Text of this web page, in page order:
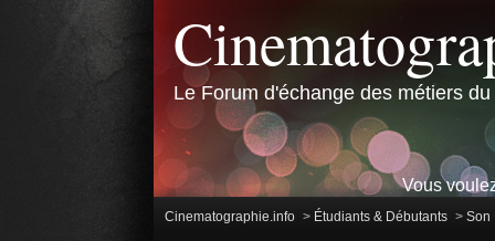
Le Forum d'échange des métiers
Vous
Cinematographie.info > Étudiants & Débutants > Son